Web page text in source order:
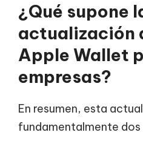
¿Qué supone
actualización
Apple Wallet
empresas?
En resumen, esta
fundamentalmente dos